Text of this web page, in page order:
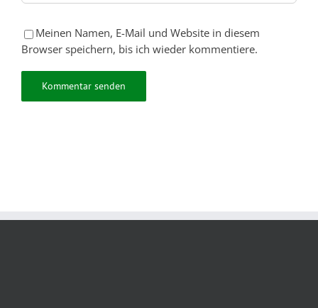
Meinen Namen, E-Mail und Website in diesem
Browser speichern, bis ich wieder kommentiere.